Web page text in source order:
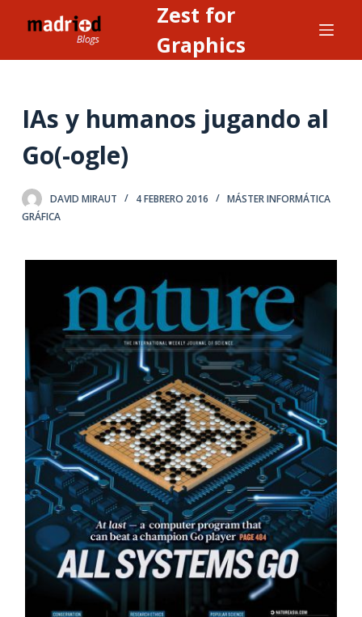
l
o
Zest for
Graphics
IAs y humanos jugando al
Go(-ogle)
DAVID MIRAUT 4 FEBRERO 2016
MÁSTER INFORMÁTICA
GRÁFICA